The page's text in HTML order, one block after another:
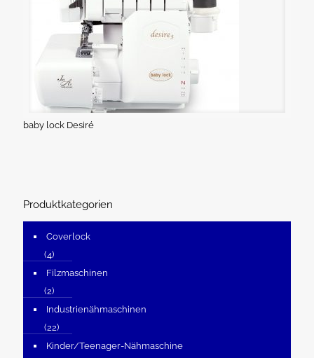
baby lock Desiré
Produktkategorien
Coverlock
(4)
Filzmaschinen
(2)
Industrienähmaschinen
(22)
Kinder/Teenager-Nähmaschine